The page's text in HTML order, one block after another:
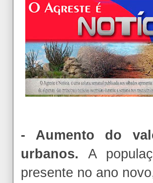
- Aumento do
urbanos.A
presente no ano